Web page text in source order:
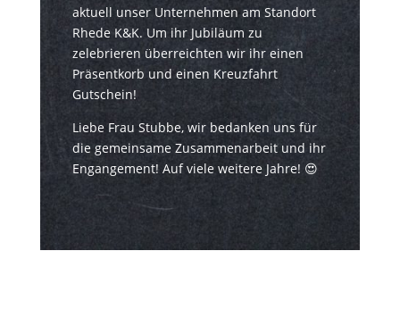
aktuell unser Unternehmen am Standort
Rhede K&K. Um ihr Jubiläum zu
zelebrieren überreichten wir ihr einen
Präsentkorb und einen Kreuzfahrt
Gutschein!
Liebe Frau Stubbe, wir bedanken uns für
die gemeinsame Zusammenarbeit und ihr
Engangement! Auf viele weitere Jahre! 😍